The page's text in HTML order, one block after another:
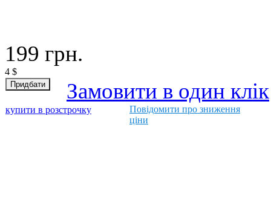
199 грн.
4 $
Замовити в один клік
купити в розстрочку
Повідомити про зниження
ціни